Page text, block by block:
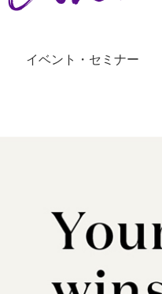
イベント・セミナー